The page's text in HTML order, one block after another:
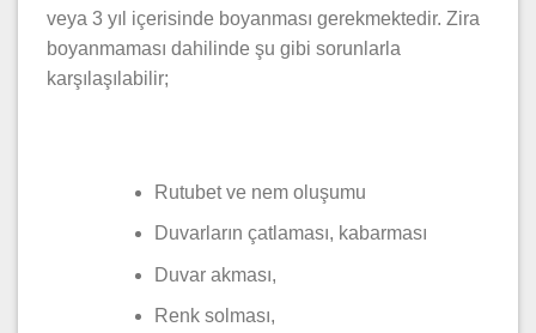
veya 3 yıl içerisinde boyanması gerekmektedir. Zira
boyanmaması dahilinde şu gibi sorunlarla
karşılaşılabilir;
Rutubet ve nem oluşumu
Duvarların çatlaması, kabarması
Duvar akması,
Renk solması,